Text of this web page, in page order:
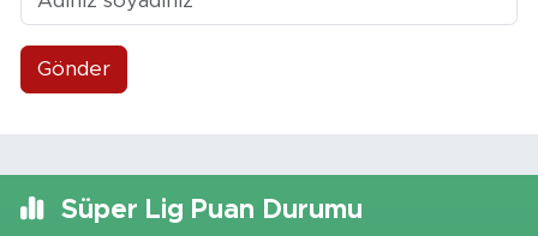
Gönder
Süper Lig Puan Durumu